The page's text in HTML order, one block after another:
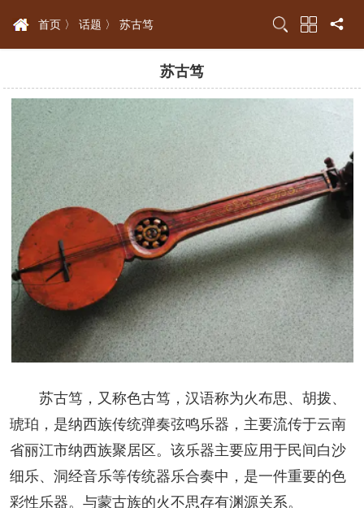
首页 〉 话题 〉 苏古笃
苏古笃
苏古笃，又称色古笃，汉语称为火布思、胡拨、
琥珀，是纳西族传统弹奏弦鸣乐器，主要流传于云南
省丽江市纳西族聚居区。该乐器主要应用于民间白沙
细乐、洞经音乐等传统器乐合奏中，是一件重要的色
彩性乐器。与蒙古族的火不思存有渊源关系。